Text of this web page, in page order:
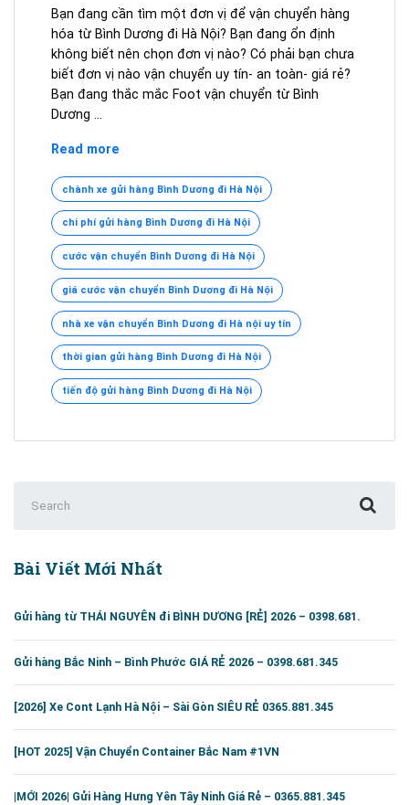
Bạn đang cần tìm một đơn vị để vận chuyển hàng
hóa từ Bình Dương đi Hà Nội? Bạn đang ổn định
không biết nên chọn đơn vị nào? Có phải bạn chưa
biết đơn vị nào vận chuyển uy tín- an toàn- giá rẻ?
Bạn đang thắc mắc Foot vận chuyển từ Bình
Dương …
Read more
BÌNH
DƯƠNG
ĐI
HÀ
NỘI
#1
–
0398.681.345
chành xe gửi hàng Bình Dương đi Hà Nội
chi phí gửi hàng Bình Dương đi Hà Nội
cước vận chuyển Bình Dương đi Hà Nội
giá cước vận chuyển Bình Dương đi Hà Nội
nhà xe vận chuyển Bình Dương đi Hà nội uy tín
thời gian gửi hàng Bình Dương đi Hà Nội
tiến độ gửi hàng Bình Dương đi Hà Nội
for:
Bài Viết Mới Nhất
Gửi hàng từ THÁI NGUYÊN đi BÌNH DƯƠNG [RẺ] 2026 – 0398.681.
Gửi hàng Bắc Ninh – Bình Phước GIÁ RẺ 2026 – 0398.681.345
[2026] Xe Cont Lạnh Hà Nội – Sài Gòn SIÊU RẺ 0365.881.345
[HOT 2025] Vận Chuyển Container Bắc Nam #1VN
|MỚI 2026| Gửi Hàng Hưng Yên Tây Ninh Giá Rẻ – 0365.881.345